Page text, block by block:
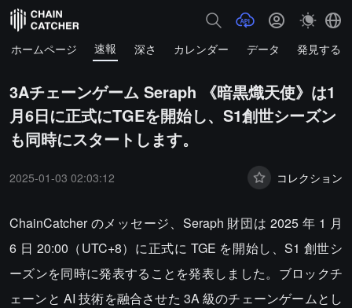
ホームページ 速報 深さ カレンダー データ 発見する
3Aチェーンゲーム Seraph 《暗黒熾天使》は1
月6日に正式にTGEを開始し、S1創世シーズン
も同時にスタートします。
2025-01-03 02:03:12 コレクション
ChainCatcher のメッセージ、Seraph 財団は 2025 年 1 月
6 日 20:00（UTC+8）に正式に TGE を開始し、S1 創世シ
ーズンを同時に発表することを発表しました。ブロックチ
ェーンと AI 技術を融合させた 3A 級のチェーンゲームとし